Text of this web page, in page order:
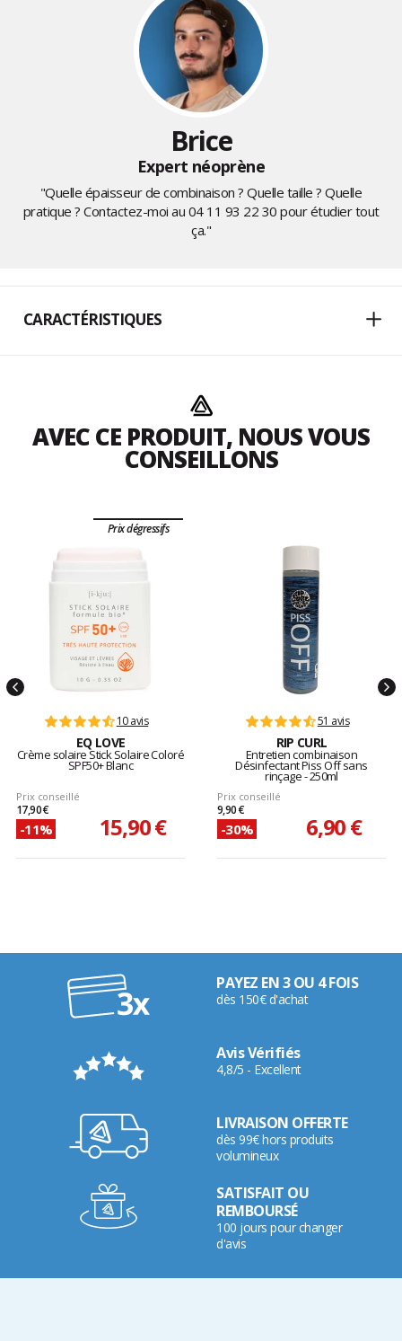
Brice
Expert néoprène
"Quelle épaisseur de combinaison ? Quelle taille ? Quelle
pratique ? Contactez-moi au 04 11 93 22 30 pour étudier tout
ça."
CARACTÉRISTIQUES
AVEC CE PRODUIT, NOUS VOUS
CONSEILLONS
Prix dégressifs
10 avis
EQ LOVE
Crème solaire Stick Solaire Coloré
SPF50+ Blanc
Prix conseillé
17,90 €
-11% 15,90 €
51 avis
RIP CURL
Entretien combinaison
Désinfectant Piss Off sans
rinçage - 250ml
Prix conseillé
9,90 €
-30% 6,90 €
PAYEZ EN 3 OU 4 FOIS
dès 150€ d'achat
Avis Vérifiés
4,8/5 - Excellent
LIVRAISON OFFERTE
dès 99€ hors produits
volumineux
SATISFAIT OU
REMBOURSÉ
100 jours pour changer
d'avis